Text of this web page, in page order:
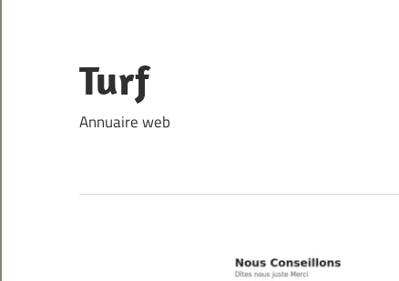
content
Turf
Annuaire web